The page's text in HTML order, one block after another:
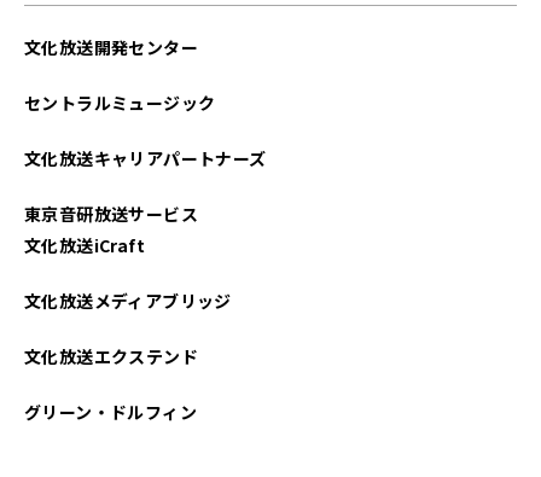
文化放送開発センター
セントラルミュージック
文化放送キャリアパートナーズ
東京音研放送サービス
文化放送iCraft
文化放送メディアブリッジ
文化放送エクステンド
グリーン・ドルフィン